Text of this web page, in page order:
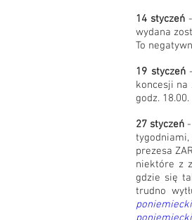
14 styczeń-
wydana
To
19 styczeń-
koncesji na
godz.
27 styczeń
prezesa
niektóre z
gdzie się
trudno